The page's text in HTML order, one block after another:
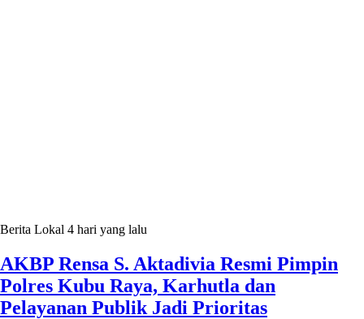
Berita Lokal 4 hari yang lalu
AKBP Rensa S. Aktadivia Resmi Pimpin
Polres Kubu Raya, Karhutla dan
Pelayanan Publik Jadi Prioritas